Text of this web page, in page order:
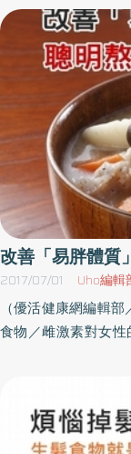
的狀況下，子宮內
時，也會造成子宮內
用一片衛生棉或護
經的量又會突然爆
progesterone不足
溫期跟排卵的狀況，
垂體腫瘤、多囊性卵
的女性朋友身上。
解釋中醫認為排卵
內分泌才會穩定是
重要的就是調氣與調
軸，這是中醫的強
的穴道除了氣與血
的關鍵，藉由辯證
的品質，而中醫的
針灸來處理奇經八
穴。陽蹻脈有病可
表示「出現貧血」
不是症狀，而是疾
必要的氧，而貧血
貧血的定義為女性
位省略），男性未滿
不足，會出現多種
的心悸、胸部痛症
濃度只是稍微減少，
時，才會出現暈眩症
時性的血壓下降、
暈眩症說成貧血並非
另一個人們常會搞錯
所致。我常碰到病
蓋疼痛的原因，可
的軟骨，逐漸消蝕
和鈣流失，造成骨
骨折。病人有骨質
症，不是做骨質疏
改善「易胖體
2017/07/01 Uho編輯
（優活健康網編輯
食物／雌激素對女
耗。能幫忙補充天
籽等。2） 多選用
助荷爾蒙良性代謝